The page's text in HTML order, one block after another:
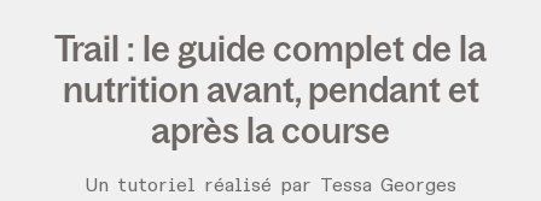
Trail : le guide complet de la
nutrition avant, pendant et
après la course
Un tutoriel réalisé par
Tessa Georges